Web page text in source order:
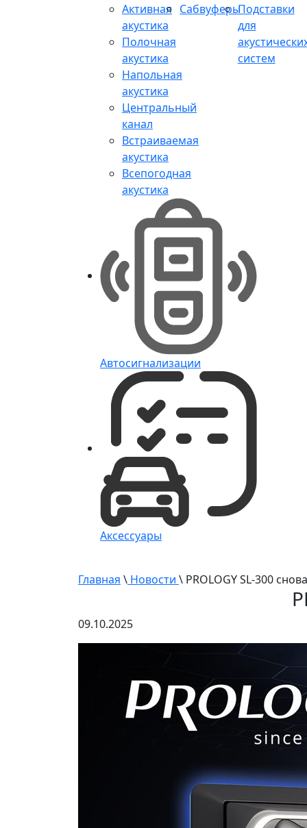
Активная
акустика
Полочная
акустика
Напольная
акустика
Центральный
канал
Встраиваемая
акустика
Всепогодная
акустика
СабвуферыПодставки
для
систем
Автосигнализации
Аксессуары
Главная \ Новости \ PROLOGY SL-300
09.10.2025